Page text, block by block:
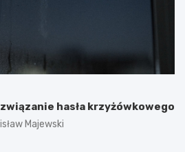
hasła krzyżówkowego
Majewski